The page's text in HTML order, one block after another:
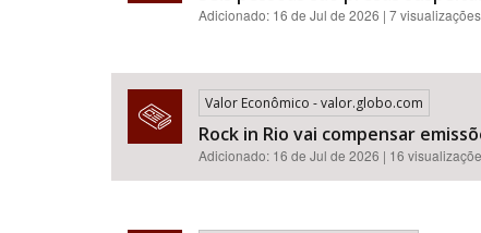
Adicionado: 16 de Jul de 2026 | 7 visualizações
Valor Econômico - valor.globo.com
Rock in Rio vai compensar
Adicionado: 16 de Jul de 2026 | 16